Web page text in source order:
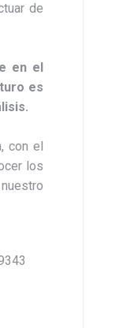
de
en el
es
con el
los